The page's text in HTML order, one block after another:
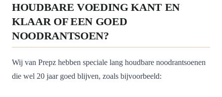
HOUDBARE VOEDING KANT EN
KLAAR OF EEN GOED
NOODRANTSOEN?
Wij van Prepz hebben speciale lang houdbare noodrantsoenen
die wel 20 jaar goed blijven, zoals bijvoorbeeld: